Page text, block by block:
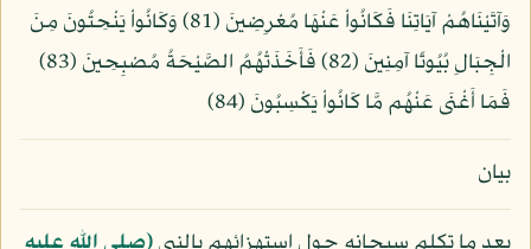
وَآتَيْنَاهُمْ آيَاتِنَا فَكَانُواْ عَنْهَا مُعْرِضِينَ (81) وَكَانُواْ يَنْحِتُونَ مِنَ
الْجِبَالِ بُيُوتًا آمِنِينَ (82) فَأَخَذَتْهُمُ الصَّيْحَةُ مُصْبِحِينَ (83)
فَمَا أَغْنَى عَنْهُم مَّا كَانُواْ يَكْسِبُونَ (84)
بيان